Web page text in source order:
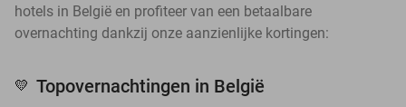
hotels in België en profiteer van een betaalbare
overnachting dankzij onze aanzienlijke kortingen:
💛 Topovernachtingen in België